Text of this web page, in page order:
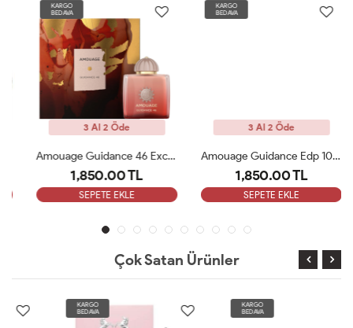
KARGO
BEDAVA
3 Al 2 Öde
Amouage Guidance 46 Exceptional Extrait 100ml Kadın Parfüm ARC
1,850.00 TL
SEPETE EKLE
KARGO
BEDAVA
3 Al 2 Öde
Amouage Guidance Edp 100 Ml Bayan Parfüm ARC
1,850.00 TL
SEPETE EKLE
Çok Satan Ürünler